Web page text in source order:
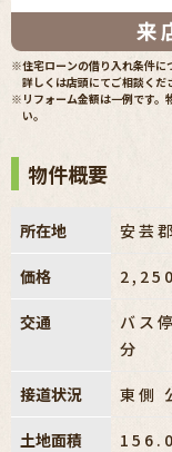
※住宅ローンの借り入れ条件に
詳しくは店頭にてご相談くだ
※リフォーム金額は一例です。
い。
物件概要
所在地 安芸
価格 2,250
交通
バス
分
接道状況 東側
土地面積